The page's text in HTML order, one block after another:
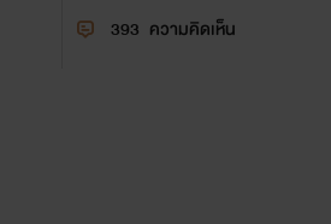
393 ความคิดเห็น